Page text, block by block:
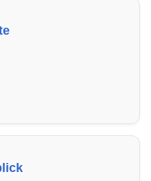
– modern,